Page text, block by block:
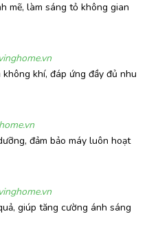
mẽ, làm sáng tỏ không gian
khí, đáp ứng đầy đủ nhu
đảm bảo máy luôn hoạt
giúp tăng cường ánh sáng